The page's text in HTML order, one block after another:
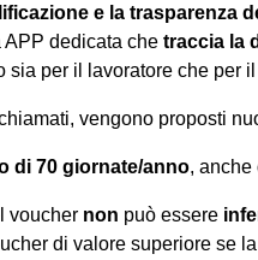
e la trasparenza
dedicata che traccia la
sia per il lavoratore che per
vengono proposti
di 70 giornate/anno, anche
voucher non può essere
di valore superiore se